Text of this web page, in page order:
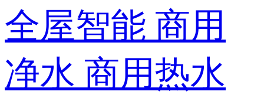
全屋智能 商用
净水 商用热水